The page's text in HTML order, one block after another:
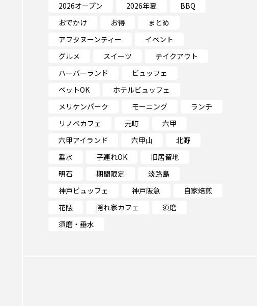
2026オープン 2026年夏
BBQ
おでかけ
お得
まとめ
アフタヌーンティー
イベント
グルメ
スイーツ
テイクアウト
ハーバーランド
ビュッフェ
ペットOK
ホテルビュッフェ
メリケンパーク
モーニング
ランチ
リノベカフェ
元町
六甲
六甲アイランド
六甲山
北野
垂水
子連れOK
旧居留地
明石
期間限定
淡路島
神戸ビュッフェ
神戸阪急
自家焙煎
花隈
隠れ家カフェ
須磨
須磨・垂水